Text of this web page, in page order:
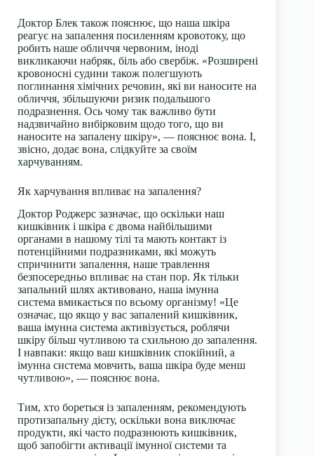
Доктор Блек також пояснює, що наша шкіра
реагує на запалення посиленням кровотоку, що
робить наше обличчя червоним, іноді
викликаючи набряк, біль або свербіж. «Розширені
кровоносні судини також полегшують
поглинання хімічних речовин, які ви наносите на
обличчя, збільшуючи ризик подальшого
подразнення. Ось чому так важливо бути
надзвичайно вибірковим щодо того, що ви
наносите на запалену шкіру», — пояснює вона. І,
звісно, додає вона, слідкуйте за своїм
харчуванням.
Як харчування впливає на запалення?
Доктор Роджерс зазначає, що оскільки наш
кишківник і шкіра є двома найбільшими
органами в нашому тілі та мають контакт із
потенційними подразниками, які можуть
спричинити запалення, наше травлення
безпосередньо впливає на стан пор. Як тільки
запальний шлях активовано, наша імунна
система вмикається по всьому організму! «Це
означає, що якщо у вас запалений кишківник,
ваша імунна система активізується, роблячи
шкіру більш чутливою та схильною до запалення.
І навпаки: якщо ваш кишківник спокійний, а
імунна система мовчить, ваша шкіра буде менш
чутливою», — пояснює вона.
Тим, хто бореться із запаленням, рекомендують
протизапальну дієту, оскільки вона виключає
продукти, які часто подразнюють кишківник,
щоб запобігти активації імунної системи та